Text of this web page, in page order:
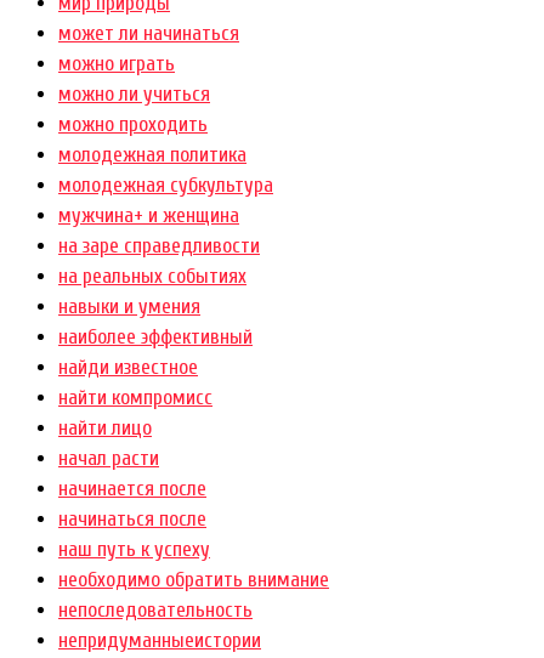
может ли начинаться
можно играть
можно ли учиться
можно проходить
молодежная политика
молодежная субкультура
мужчина+ и женщина
на заре справедливости
на реальных событиях
навыки и умения
наиболее эффективный
найди известное
найти компромисс
найти лицо
начал расти
начинается после
начинаться после
наш путь к успеху
необходимо обратить внимание
непоследовательность
непридуманныеистории